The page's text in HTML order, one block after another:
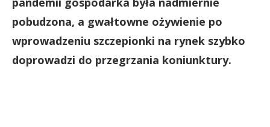
pobudzona, a gwałtowne ożywienie po
wprowadzeniu szczepionki na rynek szybko
doprowadzi do przegrzania koniunktury.